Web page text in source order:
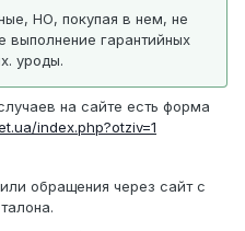
НО, покупая в нем, не
выполнение гарантийных
уроды.
на сайте есть форма
index.php?otziv=1
обращения через сайт с